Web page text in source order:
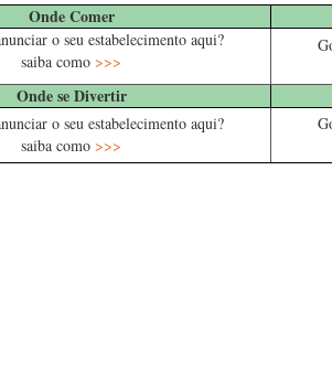
Onde Comer
o seu estabelecimento aqui?
saiba como >>>
Onde se Divertir
o seu estabelecimento aqui?
saiba como >>>